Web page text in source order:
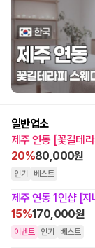
일반업소
제주 연동 [꽃길테
20%80,000원
인기 베스트
제주 연동 1인샵 [
15%170,000원
이벤트 인기 베스트